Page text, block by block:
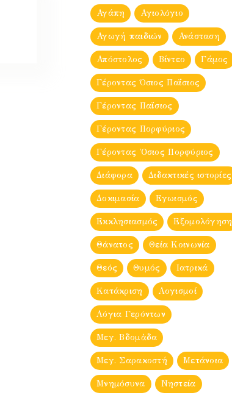
Αγάπη Αγιολόγιο
Αγωγή παιδιών Ανάσταση
Απόστολος Βίντεο Γάμος
Γέροντας Όσιος Παΐσιος
Γέροντας Παΐσιος
Γέροντας Πορφύριος
Γέροντας Ὀσιος Πορφύριος
Διάφορα Διδακτικές ιστορίες
Δοκιμασία Εγωισμός
Εκκλησιασμός Εξομολόγηση
Θάνατος Θεία Κοινωνία
Θεός Θυμός Ιατρικά
Κατάκριση Λογισμοί
Λόγια Γερόντων
Μεγ. Βδομἀδα
Μεγ. Σαρακοστή Μετάνοια
Μνημόσυνα Νηστεία